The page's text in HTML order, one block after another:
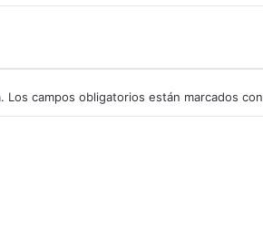
Los campos obligatorios están marcados con